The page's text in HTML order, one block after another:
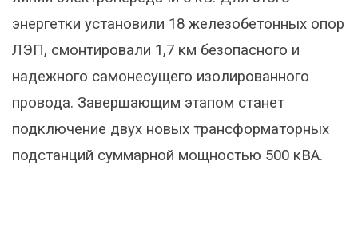
энергетки установили 18 железобетонных опор
ЛЭП, смонтировали 1,7 км безопасного и
надежного самонесущего изолированного
провода. Завершающим этапом станет
подключение двух новых трансформаторных
подстанций суммарной мощностью 500 кВА.